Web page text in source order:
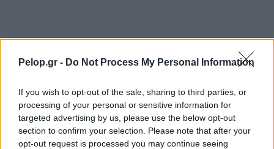
Pelop.gr - Do Not Process My Personal Information
If you wish to opt-out of the sale, sharing to third parties, or
processing of your personal or sensitive information for
targeted advertising by us, please use the below opt-out
section to confirm your selection. Please note that after your
opt-out request is processed you may continue seeing